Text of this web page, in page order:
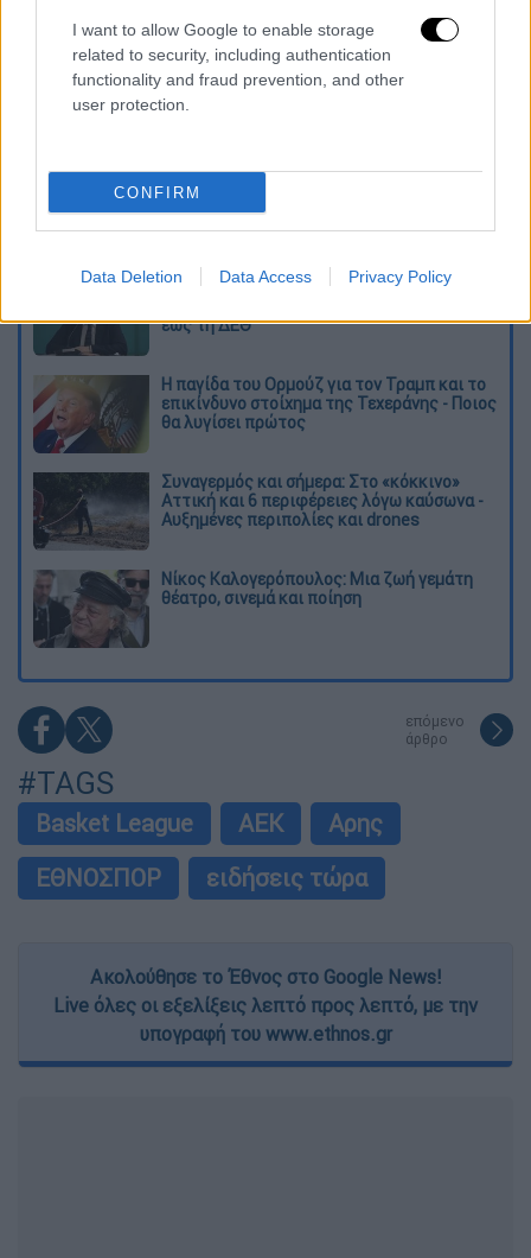
I want to allow Google to enable storage
related to security, including authentication
functionality and fraud prevention, and other
user protection.
CONFIRM
Data Deletion Data Access Privacy Policy
ΑΡΗΣ(Ιγκόρ Μίλιτσιτς): Μήτρου Λονγκ 11
(3), Νουά 29 (4), Πουλιανίτης, Χαρέλ 7 (1),
Διαβάστε ακόμη
Το φθινοπωρινό σχέδιο Ανδρουλάκη: Η
έως τη ΔΕΘ
Η παγίδα του Ορμούζ για τον Τραμπ και το
επικίνδυνο στοίχημα της Τεχεράνης - Ποιος
θα λυγίσει πρώτος
Συναγερμός και σήμερα: Στο «κόκκινο»
Αττική και 6 περιφέρειες λόγω καύσωνα -
Αυξημένες περιπολίες και drones
Νίκος Καλογερόπουλος: Μια ζωή γεμάτη
θέατρο, σινεμά και ποίηση
επόμενο
άρθρο
#TAGS
Basket League ΑΕΚ
Αρης
ΕΘΝΟΣΠΟΡ
ειδήσεις τώρα
Ακολούθησε το Έθνος στο Google News!
Live όλες οι εξελίξεις λεπτό προς λεπτό, με την
υπογραφή του www.ethnos.gr